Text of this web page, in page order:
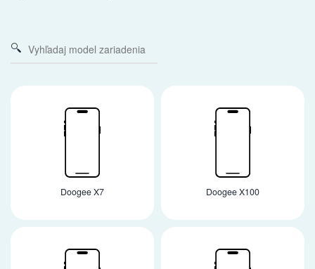
Doogee X7 Doogee X100